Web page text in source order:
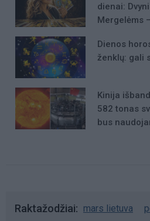
dienai:
Mergelėms
Dienos
ženklų: gali
Kinija
582 tonas
bus
Raktažodžiai mars lietuva